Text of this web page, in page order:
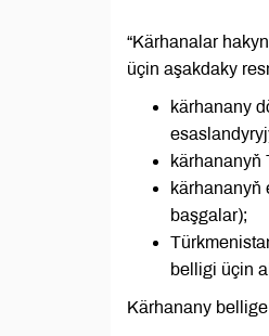
“Kärhanalar
üçin aşakdaky
kärhanany
kärhananyň
kärhananyň
başgalar);
belligi üçin
Kärhanany